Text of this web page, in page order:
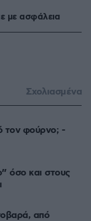
με ασφάλεια
Σχολιασμένα
τον φούρνο; -
όσο και στους
από